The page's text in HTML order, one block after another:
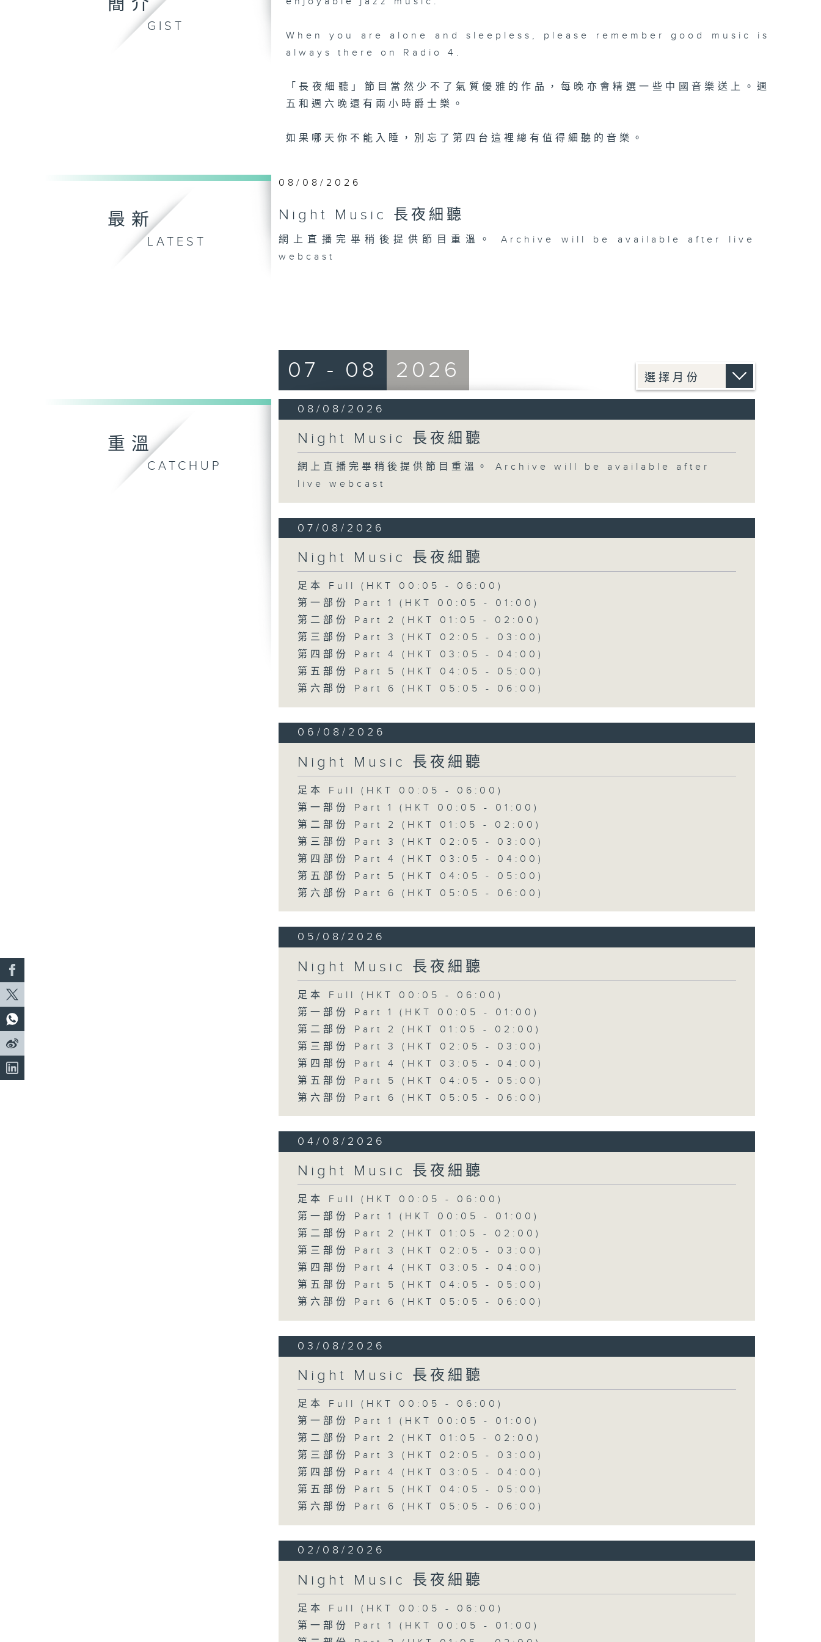
簡介
GIST
When you are alone and sleepless, please remember good music is
always there on Radio 4.
「長夜細聽」節目當然少不了氣質優雅的作品，每晚亦會精選一些中國音樂送上。週
五和週六晚還有兩小時爵士樂。
如果哪天你不能入睡，別忘了第四台這裡總有值得細聽的音樂。
最新
LATEST
08/08/2026
Night Music 長夜細聽
網上直播完畢稍後提供節目重溫。 Archive will be available after live
webcast
重溫
CATCHUP
07 - 08 2026
08/08/2026
Night Music 長夜細聽
網上直播完畢稍後提供節目重溫。 Archive will be available after
live webcast
07/08/2026
Night Music 長夜細聽
足本 Full (HKT 00:05 - 06:00)
第一部份 Part 1 (HKT 00:05 - 01:00)
第二部份 Part 2 (HKT 01:05 - 02:00)
第三部份 Part 3 (HKT 02:05 - 03:00)
第四部份 Part 4 (HKT 03:05 - 04:00)
第五部份 Part 5 (HKT 04:05 - 05:00)
第六部份 Part 6 (HKT 05:05 - 06:00)
06/08/2026
Night Music 長夜細聽
足本 Full (HKT 00:05 - 06:00)
第一部份 Part 1 (HKT 00:05 - 01:00)
第二部份 Part 2 (HKT 01:05 - 02:00)
第三部份 Part 3 (HKT 02:05 - 03:00)
第四部份 Part 4 (HKT 03:05 - 04:00)
第五部份 Part 5 (HKT 04:05 - 05:00)
第六部份 Part 6 (HKT 05:05 - 06:00)
05/08/2026
Night Music 長夜細聽
足本 Full (HKT 00:05 - 06:00)
第一部份 Part 1 (HKT 00:05 - 01:00)
第二部份 Part 2 (HKT 01:05 - 02:00)
第三部份 Part 3 (HKT 02:05 - 03:00)
第四部份 Part 4 (HKT 03:05 - 04:00)
第五部份 Part 5 (HKT 04:05 - 05:00)
第六部份 Part 6 (HKT 05:05 - 06:00)
04/08/2026
Night Music 長夜細聽
足本 Full (HKT 00:05 - 06:00)
第一部份 Part 1 (HKT 00:05 - 01:00)
第二部份 Part 2 (HKT 01:05 - 02:00)
第三部份 Part 3 (HKT 02:05 - 03:00)
第四部份 Part 4 (HKT 03:05 - 04:00)
第五部份 Part 5 (HKT 04:05 - 05:00)
第六部份 Part 6 (HKT 05:05 - 06:00)
03/08/2026
Night Music 長夜細聽
足本 Full (HKT 00:05 - 06:00)
第一部份 Part 1 (HKT 00:05 - 01:00)
第二部份 Part 2 (HKT 01:05 - 02:00)
第三部份 Part 3 (HKT 02:05 - 03:00)
第四部份 Part 4 (HKT 03:05 - 04:00)
第五部份 Part 5 (HKT 04:05 - 05:00)
第六部份 Part 6 (HKT 05:05 - 06:00)
02/08/2026
Night Music 長夜細聽
足本 Full (HKT 00:05 - 06:00)
第一部份 Part 1 (HKT 00:05 - 01:00)